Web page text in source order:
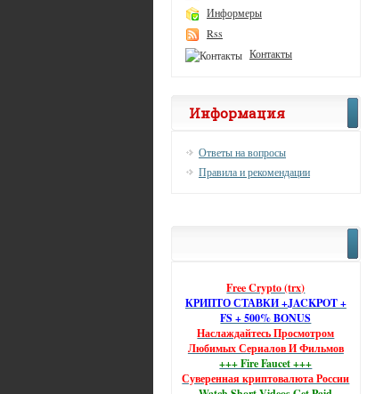
Информеры
Rss
Контакты
Информация
Ответы на вопросы
Правила и рекомендации
Free Crypto (trx)
КРИПТО СТАВКИ +JACKPOT +
FS + 500% BONUS
Наслаждайтесь Просмотром
Любимых Сериалов И Фильмов
+++ Fire Faucet +++
Суверенная криптовалюта России